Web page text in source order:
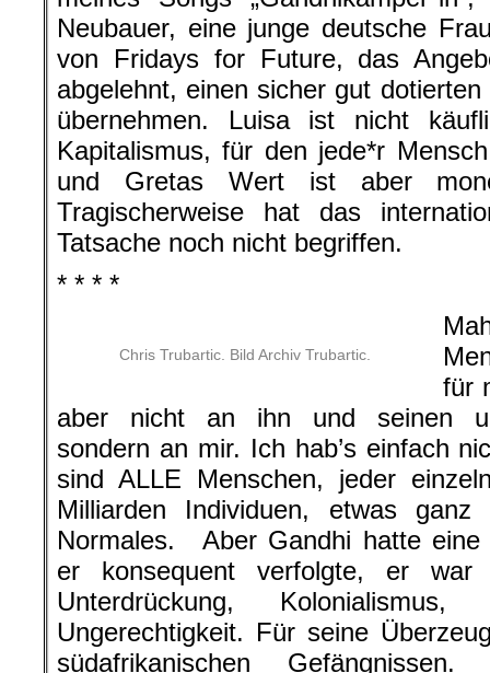
Neubauer, eine junge deutsche
von Fridays for Future, das
abgelehnt, einen sicher gut
übernehmen. Luisa ist nicht
Kapitalismus, für den jede*r
und Gretas Wert ist aber
Tragischerweise hat das
Tatsache noch nicht begriffen.
* * * *
Chris Trubartic. Bild Archiv Trubartic.
für
aber nicht an ihn und seinen
sondern an mir. Ich hab’s einfach
sind ALLE Menschen, jeder
Milliarden Individuen, etwas ganz
Normales. Aber Gandhi hatte eine
er konsequent verfolgte, er war
Unterdrückung,
Ungerechtigkeit. Für seine
südafrikanischen